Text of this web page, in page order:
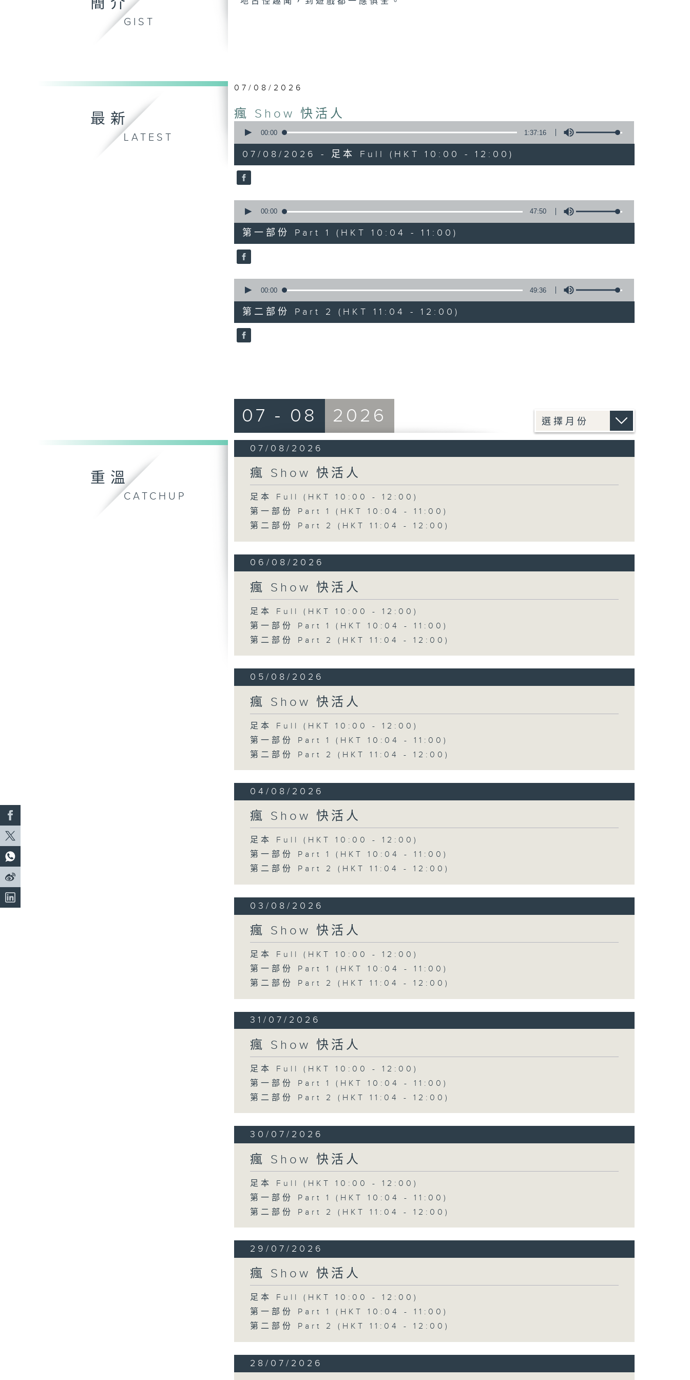
簡介
GIST
最新
LATEST
07/08/2026
瘋 Show 快活人
seconds
hour,
37
minutes,
16
90%
00:00 1:37:16
07/08/2026 - 足本 Full (HKT 10:00 - 12:00)
seconds
47
minutes,
50
seconds
90%
00:00 47:50
第一部份 Part 1 (HKT 10:04 - 11:00)
seconds
49
minutes,
36
seconds
90%
00:00 49:36
第二部份 Part 2 (HKT 11:04 - 12:00)
重溫
CATCHUP
07 - 08 2026
07/08/2026
瘋 Show 快活人
足本 Full (HKT 10:00 - 12:00)
第一部份 Part 1 (HKT 10:04 - 11:00)
第二部份 Part 2 (HKT 11:04 - 12:00)
06/08/2026
瘋 Show 快活人
足本 Full (HKT 10:00 - 12:00)
第一部份 Part 1 (HKT 10:04 - 11:00)
第二部份 Part 2 (HKT 11:04 - 12:00)
05/08/2026
瘋 Show 快活人
足本 Full (HKT 10:00 - 12:00)
第一部份 Part 1 (HKT 10:04 - 11:00)
第二部份 Part 2 (HKT 11:04 - 12:00)
04/08/2026
瘋 Show 快活人
足本 Full (HKT 10:00 - 12:00)
第一部份 Part 1 (HKT 10:04 - 11:00)
第二部份 Part 2 (HKT 11:04 - 12:00)
03/08/2026
瘋 Show 快活人
足本 Full (HKT 10:00 - 12:00)
第一部份 Part 1 (HKT 10:04 - 11:00)
第二部份 Part 2 (HKT 11:04 - 12:00)
31/07/2026
瘋 Show 快活人
足本 Full (HKT 10:00 - 12:00)
第一部份 Part 1 (HKT 10:04 - 11:00)
第二部份 Part 2 (HKT 11:04 - 12:00)
30/07/2026
瘋 Show 快活人
足本 Full (HKT 10:00 - 12:00)
第一部份 Part 1 (HKT 10:04 - 11:00)
第二部份 Part 2 (HKT 11:04 - 12:00)
29/07/2026
瘋 Show 快活人
足本 Full (HKT 10:00 - 12:00)
第一部份 Part 1 (HKT 10:04 - 11:00)
第二部份 Part 2 (HKT 11:04 - 12:00)
28/07/2026